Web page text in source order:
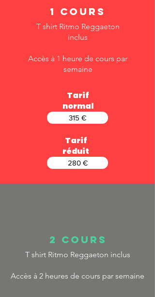
1 cours
T shirt Ritmo Reggaeton
inclus
Accès à 1 heure de cours par
semaine
Tarif
normal
315 €
Tarif
réduit
280 €
2 cours
T shirt Ritmo Reggaeton inclus
Accès à 2 heures de cours par semaine